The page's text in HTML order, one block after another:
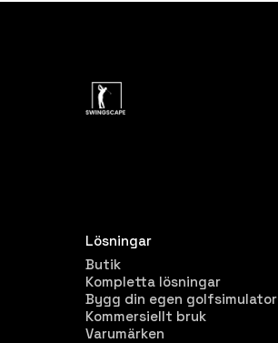
Lösningar
Butik
Kompletta lösningar
Bygg din egen golfsimulator
Kommersiellt bruk
Varumärken